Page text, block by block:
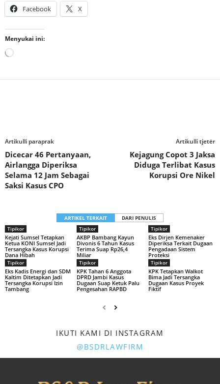
Facebook X
Menyukai ini:
Memuat...
Artikulli paraprak
Dicecar 46 Pertanyaan,
Airlangga Diperiksa
Selama 12 Jam Sebagai
Saksi Kasus CPO
Artikulli tjetër
Kejagung Copot 3 Jaksa
Diduga Terlibat Kasus
Korupsi Ore Nikel
ARTIKEL TERKAIT
DARI PENULIS
Tipikor
Kejati Sumsel Tetapkan
Ketua KONI Sumsel Jadi
Tersangka Kasus Korupsi
Dana Hibah
Tipikor
AKBP Bambang Kayun
Divonis 6 Tahun Kasus
Terima Suap Rp26,4
Miliar
Tipikor
Eks Dirjen Kemenaker
Diperiksa Terkait Dugaan
Pengadaan Sistem
Proteksi
Tipikor
Eks Kadis Energi dan SDM
Kaltim Ditetapkan Jadi
Tersangka Korupsi Izin
Tambang
Tipikor
KPK Tahan 6 Anggota
DPRD Jambi Kasus
Dugaan Suap Ketuk Palu
Pengesahan RAPBD
Tipikor
KPK Tetapkan Walkot
Bima Jadi Tersangka
Dugaan Kasus Proyek
Fiktif
IKUTI KAMI DI INSTAGRAM
@BSDRLAWFIRM